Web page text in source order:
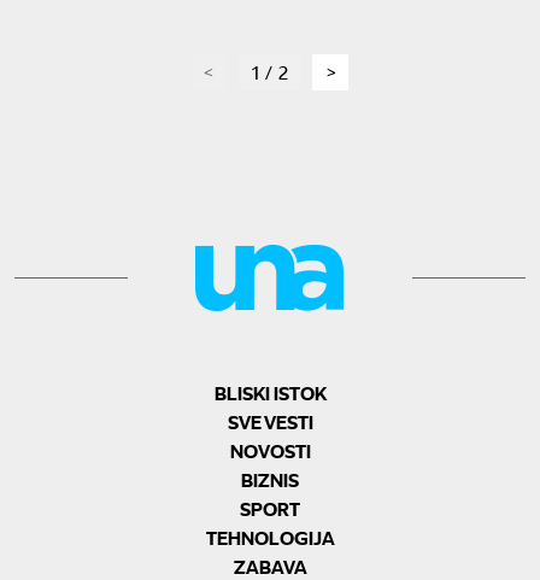
page1 / 2 page
BLISKI ISTOK
SVE VESTI
NOVOSTI
BIZNIS
SPORT
TEHNOLOGIJA
ZABAVA